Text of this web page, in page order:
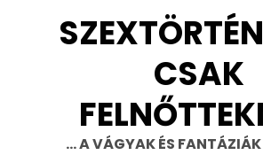
CSAK
… A VÁGYAK ÉS